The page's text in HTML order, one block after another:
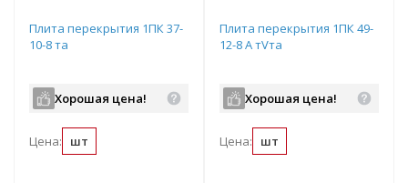
Плита перекрытия 1ПК 37-
10-8 та
Хорошая цена!
Цена: шт
Плита перекрытия 1ПК 49-
12-8 А тVта
Хорошая цена!
Цена: шт